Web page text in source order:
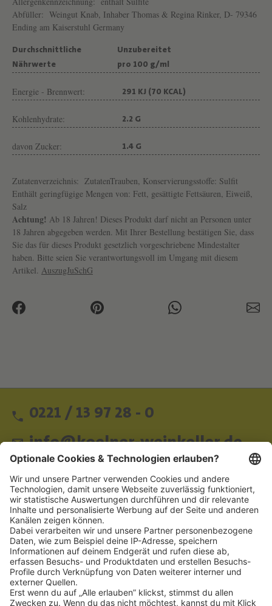
I
N
U
K
N
B
Abfüller: Weingut Knab, Inhaber Thomas & Regina Rinker, D- 79346
Ending am Kaiserstuhl Germany
Durchschnittliche
Nährwerte
Unzubereitet
pro 100 g/ml
Energie - Brennwert: 291 KJ (70 KCAL)
Kohlenhydrate: 2.2 G
davon Zucker: 1.4 G
Zutatenverzeichnis: ZutatenTrauben, Konservierungsstoffe: Sulfit
Enthält geringfügige Mengen von: Fett, gesättigte Fettsäuren, Eiweiß,
Salz
Achtung! Ab 18 Jahren! Dieses Produkt darf nicht an Personen unter
18 Jahren abgegeben werden. Mit Ihrer Bestellung bestätigen Sie, dass
Sie das für dieses Produkt gesetzlich vorgeschriebene Mindestalter
haben. Bitte seien Sie verantwortungsvoll im Umgang mit diesem
Artikel. AuszugJuSchG
0221 / 13 97 28 - 0
info@koelner-weinkeller.de
Schnellzugriff
ZAHLUNGSMETHODEN
SOCIAL
NEWSLETTER